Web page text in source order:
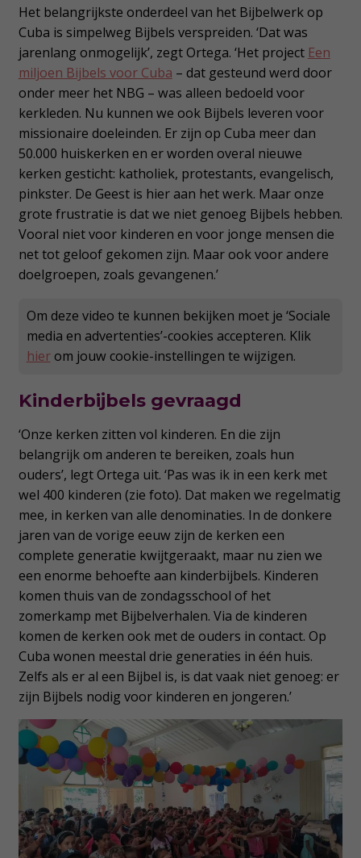
Het belangrijkste onderdeel van het Bijbelwerk op
Cuba is simpelweg Bijbels verspreiden. ‘Dat was
jarenlang onmogelijk’, zegt Ortega. ‘Het project Een
miljoen Bijbels voor Cuba – dat gesteund werd door
onder meer het NBG – was alleen bedoeld voor
kerkleden. Nu kunnen we ook Bijbels leveren voor
missionaire doeleinden. Er zijn op Cuba meer dan
50.000 huiskerken en er worden overal nieuwe
kerken gesticht: katholiek, protestants, evangelisch,
pinkster. De Geest is hier aan het werk. Maar onze
grote frustratie is dat we niet genoeg Bijbels hebben.
Vooral niet voor kinderen en voor jonge mensen die
net tot geloof gekomen zijn. Maar ook voor andere
doelgroepen, zoals gevangenen.’
Om deze video te kunnen bekijken moet je ‘Sociale
media en advertenties’-cookies accepteren. Klik
hierom jouw cookie-instellingen te wijzigen.
Kinderbijbels gevraagd
‘Onze kerken zitten vol kinderen. En die zijn
belangrijk om anderen te bereiken, zoals hun
ouders’, legt Ortega uit. ‘Pas was ik in een kerk met
wel 400 kinderen (zie foto). Dat maken we regelmatig
mee, in kerken van alle denominaties. In de donkere
jaren van de vorige eeuw zijn de kerken een
complete generatie kwijtgeraakt, maar nu zien we
een enorme behoefte aan kinderbijbels. Kinderen
komen thuis van de zondagsschool of het
zomerkamp met Bijbelverhalen. Via de kinderen
komen de kerken ook met de ouders in contact. Op
Cuba wonen meestal drie generaties in één huis.
Zelfs als er al een Bijbel is, is dat vaak niet genoeg: er
zijn Bijbels nodig voor kinderen en jongeren.’